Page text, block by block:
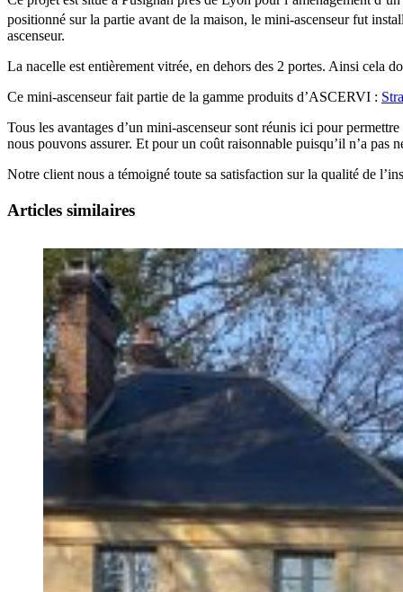
positionné sur la partie avant de la maison, le mini-ascenseur fut
ascenseur.
La nacelle est entièrement vitrée, en dehors des 2 portes. Ainsi cela
Ce mini-ascenseur fait partie de la gamme produits d’ASCERVI :
Tous les avantages d’un mini-ascenseur sont réunis ici pour
nous pouvons assurer. Et pour un coût raisonnable puisqu’il n’a pas
Notre client nous a témoigné toute sa satisfaction sur la qualité de
Articles similaires